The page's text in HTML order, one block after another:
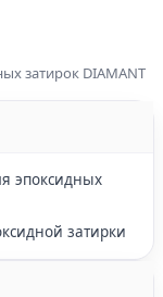
затирок DIAMANT
эпоксидных
затирки